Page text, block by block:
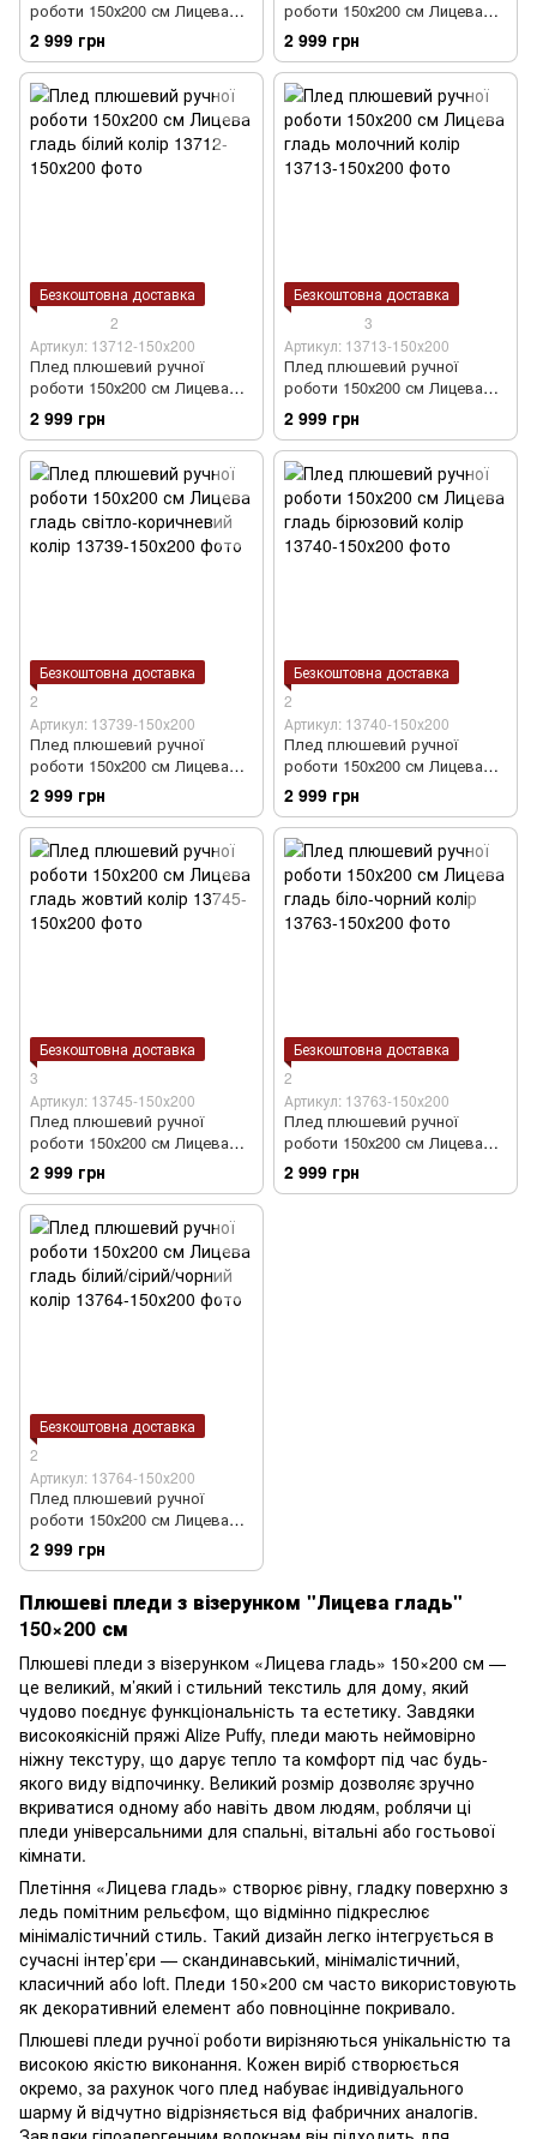
роботи 150х200 см Лицева
гладь світло-блакитний колір
2 999 грн
роботи 150х200 см Лицева
гладь сірий колір
2 999 грн
Безкоштовна доставка
2
Артикул: 13712-150х200
Плед плюшевий ручної
роботи 150х200 см Лицева
гладь білий колір
2 999 грн
Безкоштовна доставка
3
Артикул: 13713-150х200
Плед плюшевий ручної
роботи 150х200 см Лицева
гладь молочний колір
2 999 грн
Безкоштовна доставка
2
Артикул: 13739-150х200
Плед плюшевий ручної
роботи 150х200 см Лицева
гладь світло-коричневий
колір
2 999 грн
Безкоштовна доставка
2
Артикул: 13740-150х200
Плед плюшевий ручної
роботи 150х200 см Лицева
гладь бірюзовий колір
2 999 грн
Безкоштовна доставка
3
Артикул: 13745-150х200
Плед плюшевий ручної
роботи 150х200 см Лицева
гладь жовтий колір
2 999 грн
Безкоштовна доставка
2
Артикул: 13763-150х200
Плед плюшевий ручної
роботи 150х200 см Лицева
гладь біло-чорний колір
2 999 грн
Безкоштовна доставка
2
Артикул: 13764-150х200
Плед плюшевий ручної
роботи 150х200 см Лицева
гладь білий/сірий/чорний
колір
2 999 грн
Плюшеві пледи з візерунком "Лицева гладь"
150×200 см
Плюшеві пледи з візерунком «Лицева гладь» 150×200 см —
це великий, м’який і стильний текстиль для дому, який
чудово поєднує функціональність та естетику. Завдяки
високоякісній пряжі Alize Puffy, пледи мають неймовірно
ніжну текстуру, що дарує тепло та комфорт під час будь-
якого виду відпочинку. Великий розмір дозволяє зручно
вкриватися одному або навіть двом людям, роблячи ці
пледи універсальними для спальні, вітальні або гостьової
кімнати.
Плетіння «Лицева гладь» створює рівну, гладку поверхню з
ледь помітним рельєфом, що відмінно підкреслює
мінімалістичний стиль. Такий дизайн легко інтегрується в
сучасні інтер’єри — скандинавський, мінімалістичний,
класичний або loft. Пледи 150×200 см часто використовують
як декоративний елемент або повноцінне покривало.
Плюшеві пледи ручної роботи вирізняються унікальністю та
високою якістю виконання. Кожен виріб створюється
окремо, за рахунок чого плед набуває індивідуального
шарму й відчутно відрізняється від фабричних аналогів.